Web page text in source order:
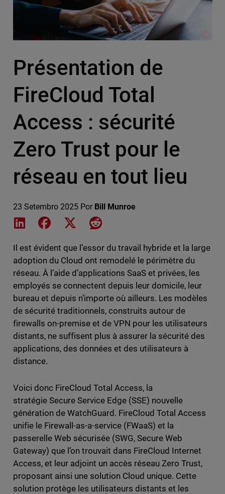
Présentation de
FireCloud Total
Access : sécurité
Zero Trust pour le
réseau en tout lieu
23 Setembro 2025 Por Bill Munroe
Share on LinkedIn
Share on Facebook
Share on XShare on Reddit
Il est évident que l’essor du travail hybride et la large
adoption du Cloud ont remodelé le périmètre du
réseau. À l’aide d’applications SaaS et privées, les
employés se connectent depuis leur domicile, leur
bureau et depuis n’importe où ailleurs. Les modèles
de sécurité traditionnels, construits autour de
firewalls on-premise et de VPN pour les utilisateurs
distants, ne suffisent plus à assurer la sécurité des
applications, des données et des utilisateurs à
distance.
Voici donc FireCloud Total Access, la
stratégie Secure Service Edge (SSE) nouvelle
génération de WatchGuard. FireCloud Total Access
unifie le Firewall-as-a-service (FWaaS) et la
passerelle Web sécurisée (SWG, Secure Web
Gateway) que l’on trouvait dans FireCloud Internet
Access, et leur adjoint un accès réseau Zero Trust,
proposant ainsi une solution Cloud unique. Cette
solution protège les utilisateurs distants et les